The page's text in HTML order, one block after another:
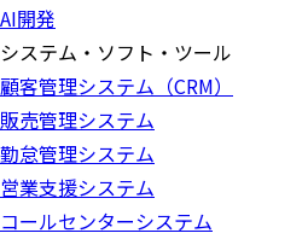
AI開発
システム・ソフト・ツール
顧客管理システム（CRM）
販売管理システム
勤怠管理システム
営業支援システム
コールセンターシステム